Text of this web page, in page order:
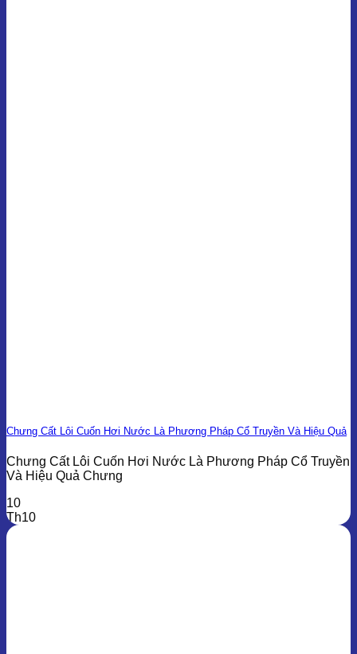
Chưng Cất Lôi Cuốn Hơi Nước Là Phương Pháp Cổ Truyền Và Hiệu Quả
Chưng Cất Lôi Cuốn Hơi Nước Là Phương Pháp Cổ Truyền
Và Hiệu Quả Chưng
10
Th10